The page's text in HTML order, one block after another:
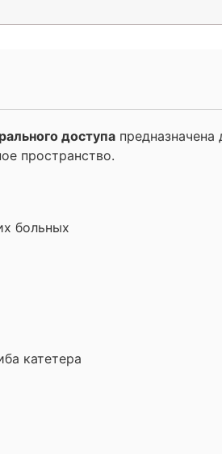
доступа
пространство.
больных
катетера